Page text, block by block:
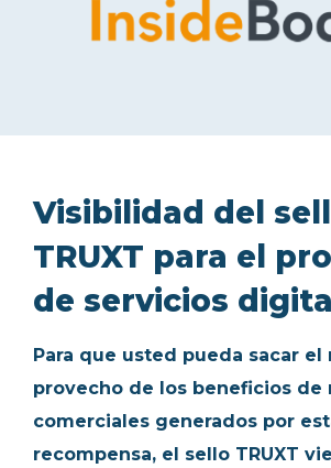
Visibilidad del
TRUXT para el
de servicios
Para que usted pueda sacar el
provecho de los beneficios de
comerciales generados por
recompensa, el sello TRUXT